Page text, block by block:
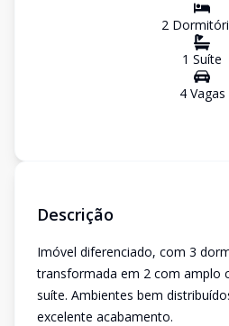
2
1 Suíte
4Vagas
Descrição
Imóvel diferenciado, com 3
transformada em 2 com amplo
suíte. Ambientes bem
excelente acabamento.